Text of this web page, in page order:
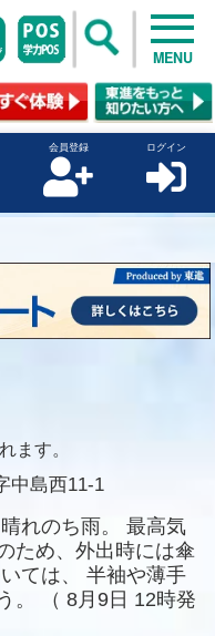
MENU
会員登録 ログイン
ます。
中島西11-1
晴れのち雨。
最高気
ため、外出時には傘
ては、
半袖や薄手
。
（ 8月9日 12時発